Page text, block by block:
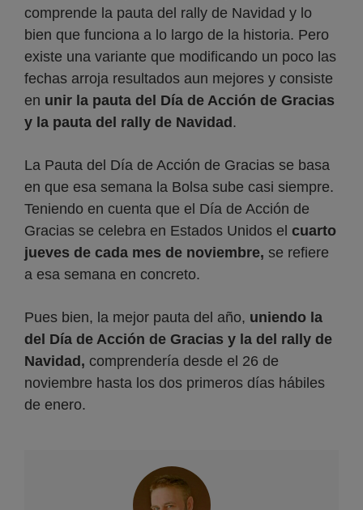
comprende la pauta del rally de Navidad y lo
bien que funciona a lo largo de la historia. Pero
existe una variante que modificando un poco las
fechas arroja resultados aun mejores y consiste
en unir la pauta del Día de Acción de Gracias
y la pauta del rally de Navidad .
La Pauta del Día de Acción de Gracias se basa
en que esa semana la Bolsa sube casi siempre.
Teniendo en cuenta que el Día de Acción de
Gracias se celebra en Estados Unidos el cuarto
jueves de cada mes de noviembre, se refiere
a esa semana en concreto.
Pues bien, la mejor pauta del año, uniendo la
del Día de Acción de Gracias y la del rally de
Navidad, comprendería desde el 26 de
noviembre hasta los dos primeros días hábiles
de enero.